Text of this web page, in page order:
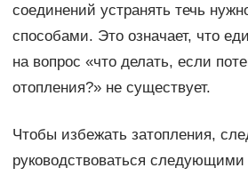
соединений устранять течь
способами. Это означает, что
на вопрос «что делать, если
отопления?» не существует.
Чтобы избежать затопления,
руководствоваться